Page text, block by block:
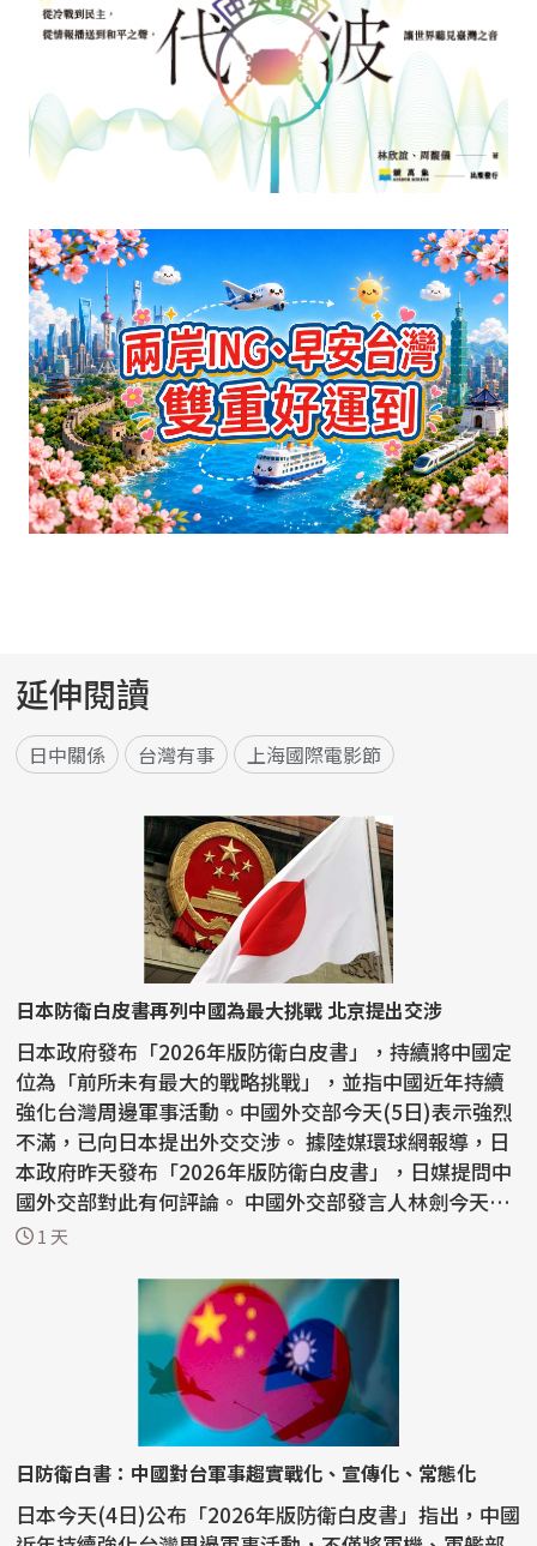
延伸閱讀
日中關係 台灣有事 上海國際電影節
日本防衛白皮書再列中國為最大挑戰 北京提出交涉
日本政府發布「2026年版防衛白皮書」，持續將中國定
位為「前所未有最大的戰略挑戰」，並指中國近年持續
強化台灣周邊軍事活動。中國外交部今天(5日)表示強烈
不滿，已向日本提出外交交涉。 據陸媒環球網報導，日
本政府昨天發布「2026年版防衛白皮書」，日媒提問中
國外交部對此有何評論。 中國外交部發言人林劍今天
表...1 天
日防衛白書：中國對台軍事趨實戰化、宣傳化、常態化
日本今天(4日)公布「2026年版防衛白皮書」指出，中國